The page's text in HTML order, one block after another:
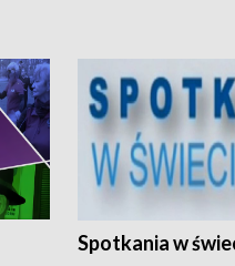
Spotkania w